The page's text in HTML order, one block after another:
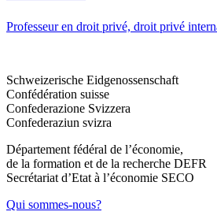
Professeur en droit privé, droit privé
Schweizerische Eidgenossenschaft
Confédération suisse
Confederazione Svizzera
Confederaziun svizra
Département fédéral de l’économie,
de la formation et de la recherche DEFR
Secrétariat d’Etat à l’économie SECO
Qui sommes-nous?